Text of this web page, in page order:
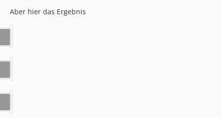
Aber hier das Ergebnis